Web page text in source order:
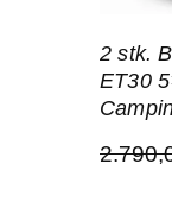
2 stk.
ET30
2.790,